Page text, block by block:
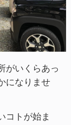
がいくらあっ
になりませ
コトが始ま